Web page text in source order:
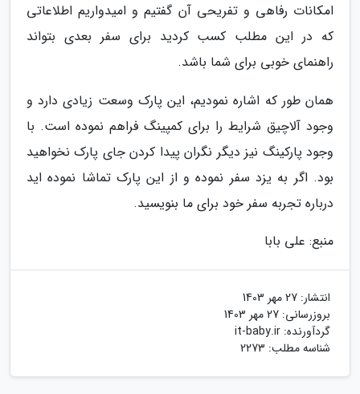
امکانات رفاهی و تفریحی آن گفتیم و امیدواریم اطلاعاتی
که در این مطلب کسب کردید برای سفر بعدی بتواند
راهنمای خوبی برای شما باشد.
همان طور که اشاره نمودیم، این پارک وسعت زیادی دارد و
وجود آلاچیق شرایط را برای کمپینگ فراهم نموده است. با
وجود پارکینگ نیز دیگر نگران پیدا کردن جای پارک نخواهید
بود. اگر به یزد سفر نموده و از این پارک تماشا نموده اید
درباره تجربه سفر خود برای ما بنویسید.
منبع: علی بابا
انتشار: 27 مهر 1403
بروزرسانی: 27 مهر 1403
گردآورنده: it-baby.ir
شناسه مطلب: 2273